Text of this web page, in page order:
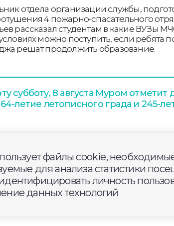
отдела организации службы,
4 пожарно-спасательного
рассказал студентам в какие ВУЗы
можно поступить, если ребята
решат продолжить образование.
субботу, 8 августа Муром отметит
летие летописного града и 245-
тысяч человек
«Свет Суздаля» вернулся с
файлы cookie,
для анализа статистики
личность
данных технологий